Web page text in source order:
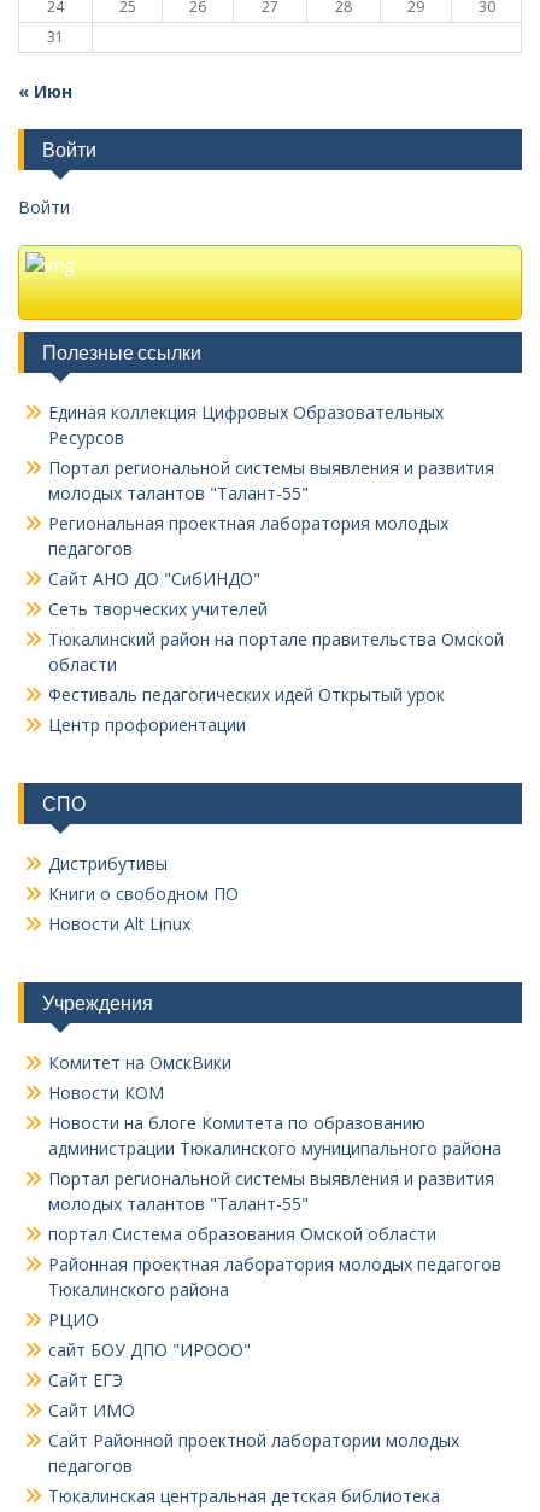
24 25 26 27 28 29
30
31
« Июн
Войти
Войти
Полезные ссылки
Единая коллекция Цифровых Образовательных
Ресурсов
Портал региональной системы выявления и развития
молодых талантов "Талант-55"
Региональная проектная лаборатория молодых
педагогов
Сайт АНО ДО "СибИНДО"
Сеть творческих учителей
Тюкалинский район на портале правительства Омской
области
Фестиваль педагогических идей Открытый урок
Центр профориентации
СПО
Дистрибутивы
Книги о свободном ПО
Новости Alt Linux
Учреждения
Комитет на ОмскВики
Новости КОМ
Новости на блоге Комитета по образованию
администрации Тюкалинского муниципального района
Портал региональной системы выявления и развития
молодых талантов "Талант-55"
портал Система образования Омской области
Районная проектная лаборатория молодых педагогов
Тюкалинского района
РЦИО
сайт БОУ ДПО "ИРООО"
Сайт ЕГЭ
Сайт ИМО
Сайт Районной проектной лаборатории молодых
педагогов
Тюкалинская центральная детская библиотека